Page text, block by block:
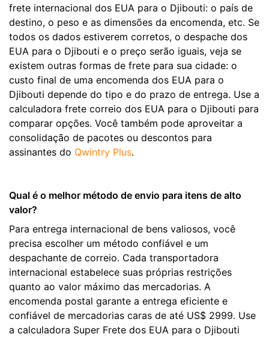
frete internacional dos EUA para o Djibouti: o país de
destino, o peso e as dimensões da encomenda, etc. Se
todos os dados estiverem corretos, o despache dos
EUA para o Djibouti e o preço serão iguais, veja se
existem outras formas de frete para sua cidade: o
custo final de uma encomenda dos EUA para o
Djibouti depende do tipo e do prazo de entrega. Use a
calculadora frete correio dos EUA para o Djibouti para
comparar opções. Você também pode aproveitar a
consolidação de pacotes ou descontos para
assinantes do Qwintry Plus.
Qual é o melhor método de envio para itens de alto
valor?
Para entrega internacional de bens valiosos, você
precisa escolher um método confiável e um
despachante de correio. Cada transportadora
internacional estabelece suas próprias restrições
quanto ao valor máximo das mercadorias. A
encomenda postal garante a entrega eficiente e
confiável de mercadorias caras de até US$ 2999. Use
a calculadora Super Frete dos EUA para o Djibouti